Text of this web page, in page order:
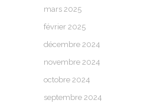
mars 2025
février 2025
décembre 2024
novembre 2024
octobre 2024
septembre 2024